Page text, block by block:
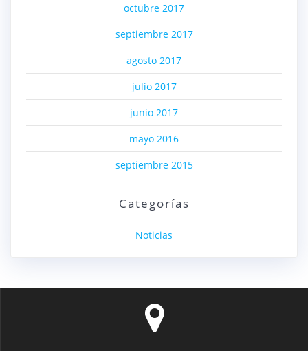
octubre 2017
septiembre 2017
agosto 2017
julio 2017
junio 2017
mayo 2016
septiembre 2015
Categorías
Noticias